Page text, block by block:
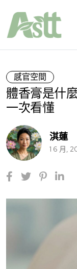
感官空間
體香膏是什
一次看懂
淇蓮
1 6 月,